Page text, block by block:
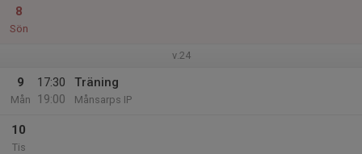
8
Sön
v.24
9
Mån
17:30
19:00
Träning
Månsarps IP
10
Tis